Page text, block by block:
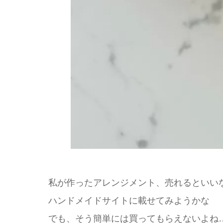
私が作ったアレンジメント、売れるといい
ハンドメイドサイトに載せてみようかな
でも、そう簡単には買ってもらえないよ